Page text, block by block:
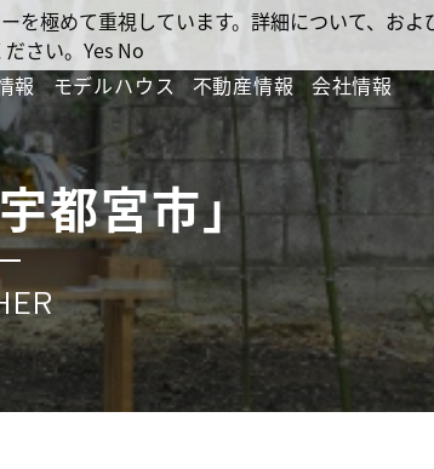
報 モデルハウス 不動産情報 会社情報
都宮市｣
極めて重視しています。詳細について、お
さい。 Yes No